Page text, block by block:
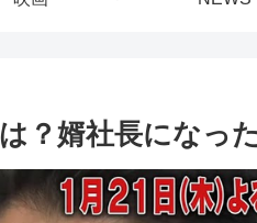
？婿社長になっ